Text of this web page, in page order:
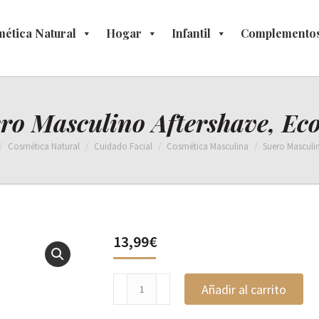
Natural Hogar Infantil
Masculino Aftershave,
Cosmética Natural Cuidado Facial Cosmética Masculina Suero
13,99€
Masculino
Aftershave,
Añadir al carrito
Natural Hogar Infantil